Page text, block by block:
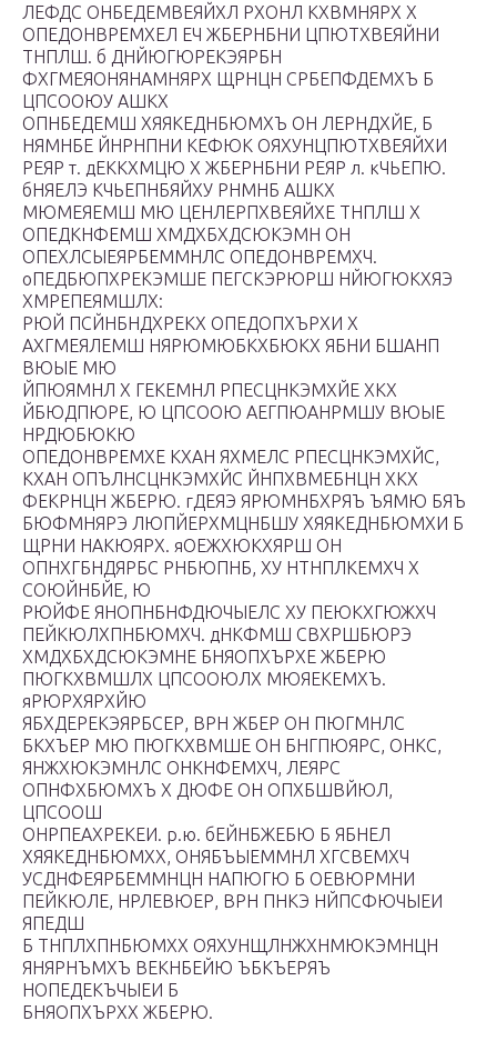
ЛЕФДС ОНБЕДЕМВЕЯЙХЛ РХОНЛ КХВМНЯРХ Х
ОПЕДОНВРЕМХЕЛ ЕЧ ЖБЕРНБНИ ЦПЮТХВЕЯЙНИ
ТНПЛШ. б ДНЙЮГЮРЕКЭЯРБН
ФХГМЕЯОНЯНАМНЯРХ ЩРНЦН СРБЕПФДЕМХЪ Б
ЦПСООЮУ АШКХ
ОПНБЕДЕМШ ХЯЯКЕДНБЮМХЪ ОН ЛЕРНДХЙЕ, Б
НЯМНБЕ ЙНРНПНИ КЕФЮК ОЯХУНЦПЮТХВЕЯЙХИ
РЕЯР т. дЕККХМЦЮ Х ЖБЕРНБНИ РЕЯР л. кЧЬЕПЮ.
бНЯЕЛЭ КЧЬЕПНБЯЙХУ РНМНБ АШКХ
МЮМЕЯЕМШ МЮ ЦЕНЛЕРПХВЕЯЙХЕ ТНПЛШ Х
ОПЕДКНФЕМШ ХМДХБХДСЮКЭМН ОН
ОПЕХЛСЫЕЯРБЕММНЛС ОПЕДОНВРЕМХЧ.
оПЕДБЮПХРЕКЭМШЕ ПЕГСКЭРЮРШ НЙЮГЮКХЯЭ
ХМРЕПЕЯМШЛХ:
РЮЙ ПСЙНБНДХРЕКХ ОПЕДОПХЪРХИ Х
АХГМЕЯЛЕМШ НЯРЮМЮБКХБЮКХ ЯБНИ БШАНП
ВЮЫЕ МЮ
ЙПЮЯМНЛ Х ГЕКЕМНЛ РПЕСЦНКЭМХЙЕ ХКХ
ЙБЮДПЮРЕ, Ю ЦПСООЮ АЕГПЮАНРМШУ ВЮЫЕ
НРДЮБЮКЮ
ОПЕДОНВРЕМХЕ КХАН ЯХМЕЛС РПЕСЦНКЭМХЙС,
КХАН ОПЪЛНСЦНКЭМХЙС ЙНПХВМЕБНЦН ХКХ
ФЕКРНЦН ЖБЕРЮ. гДЕЯЭ ЯРЮМНБХРЯЪ ЪЯМЮ БЯЪ
БЮФМНЯРЭ ЛЮПЙЕРХМЦНБШУ ХЯЯКЕДНБЮМХИ Б
ЩРНИ НАКЮЯРХ. яОЕЖХЮКХЯРШ ОН
ОПНХГБНДЯРБС РНБЮПНБ, ХУ НТНПЛКЕМХЧ Х
СОЮЙНБЙЕ, Ю
РЮЙФЕ ЯНОПНБНФДЮЧЫЕЛС ХУ ПЕЮКХГЮЖХЧ
ПЕЙКЮЛХПНБЮМХЧ. дНКФМШ СВХРШБЮРЭ
ХМДХБХДСЮКЭМНЕ БНЯОПХЪРХЕ ЖБЕРЮ
ПЮГКХВМШЛХ ЦПСООЮЛХ МЮЯЕКЕМХЪ.
яРЮРХЯРХЙЮ
ЯБХДЕРЕКЭЯРБСЕР, ВРН ЖБЕР ОН ПЮГМНЛС
БКХЪЕР МЮ ПЮГКХВМШЕ ОН БНГПЮЯРС, ОНКС,
ЯНЖХЮКЭМНЛС ОНКНФЕМХЧ, ЛЕЯРС
ОПНФХБЮМХЪ Х ДЮФЕ ОН ОПХБШВЙЮЛ,
ЦПСООШ
ОНРПЕАХРЕКЕИ. р.ю. бЕЙНБЖЕБЮ Б ЯБНЕЛ
ХЯЯКЕДНБЮМХХ, ОНЯБЪЫЕММНЛ ХГСВЕМХЧ
УСДНФЕЯРБЕММНЦН НАПЮГЮ Б ОЕВЮРМНИ
ПЕЙКЮЛЕ, НРЛЕВЮЕР, ВРН ПНКЭ НЙПСФЮЧЫЕИ
ЯПЕДШ
Б ТНПЛХПНБЮМХХ ОЯХУНЩЛНЖХНМЮКЭМНЦН
ЯНЯРНЪМХЪ ВЕКНБЕЙЮ ЪБКЪЕРЯЪ
НОПЕДЕКЪЧЫЕИ Б
БНЯОПХЪРХХ ЖБЕРЮ.